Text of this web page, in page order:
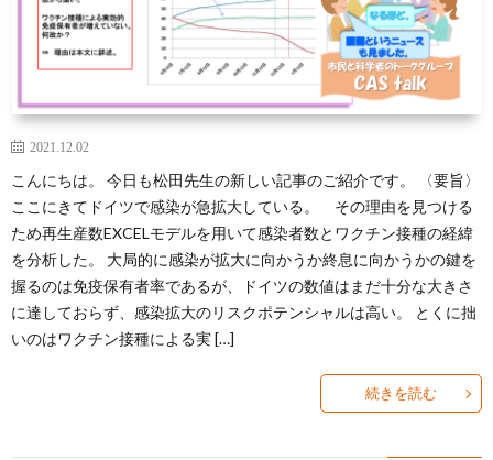
2021.12.02
こんにちは。 今日も松田先生の新しい記事のご紹介です。 〈要旨〉
ここにきてドイツで感染が急拡大している。 その理由を見つける
ため再生産数EXCELモデルを用いて感染者数とワクチン接種の経緯
を分析した。 大局的に感染が拡大に向かうか終息に向かうかの鍵を
握るのは免疫保有者率であるが、ドイツの数値はまだ十分な大きさ
に達しておらず、感染拡大のリスクポテンシャルは高い。 とくに拙
いのはワクチン接種による実 […]
続きを読む